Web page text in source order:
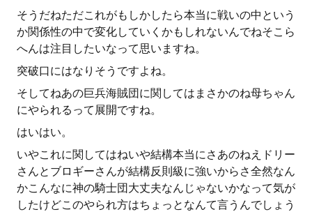
そうだねただこれがもしかしたら本当に戦いの中という
か関係性の中で変化していくかもしれないんでねそこら
へんは注目したいなって思いますね。
突破口にはなりそうですよね。
そしてねあの巨兵海賊団に関してはまさかのね母ちゃん
にやられるって展開ですね。
はいはい。
いやこれに関してはねいや結構本当にさあのねえドリー
さんとブロギーさんが結構反則級に強いからさ全然なん
かこんなに神の騎士団大丈夫なんじゃないかなって気が
したけどこのやられ方はちょっとなんて言うんでしょう